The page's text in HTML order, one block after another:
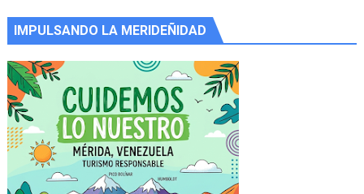
IMPULSANDO LA MERIDEÑIDAD